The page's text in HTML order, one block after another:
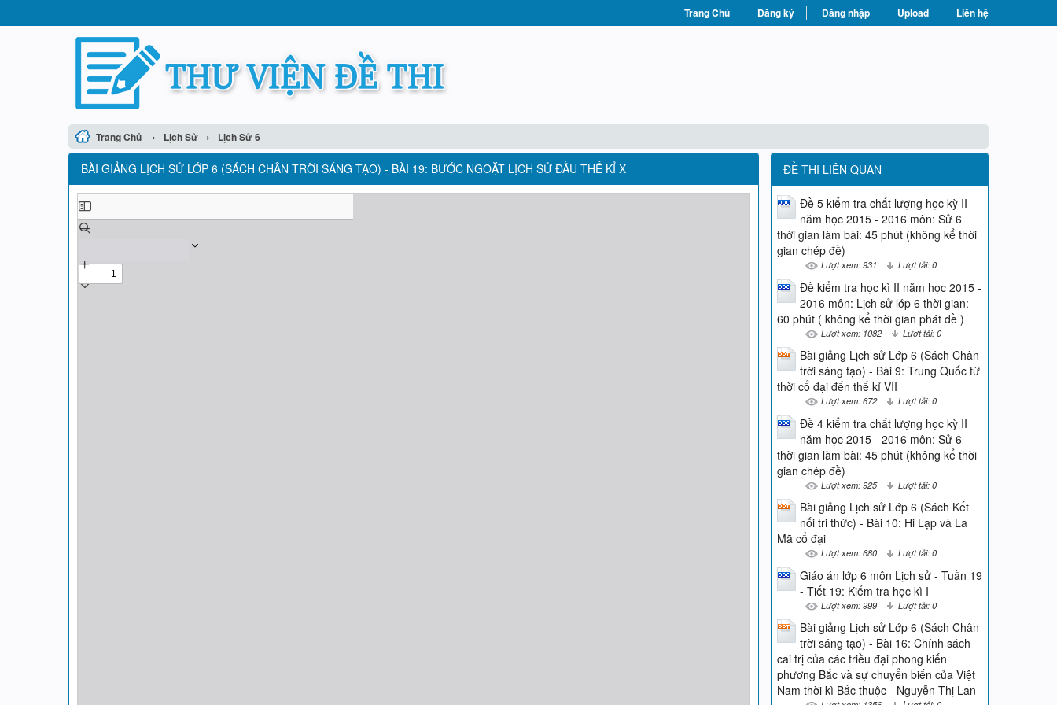
Trang Chủ Đăng ký Đăng nhập Upload Liên hệ
Trang Chủ › Lịch Sử › Lịch Sử 6
BÀI GIẢNG LỊCH SỬ LỚP 6 (SÁCH CHÂN TRỜI SÁNG TẠO) - BÀI 19: BƯỚC NGOẶT LỊCH SỬ ĐẦU THẾ KỈ X ĐỀ THI LIÊN QUAN
Đề 5 kiểm tra chất lượng học kỳ II
năm học 2015 - 2016 môn: Sử 6
thời gian làm bài: 45 phút (không kể thời
gian chép đề)
Lượt xem: 931 Lượt tải: 0
Đề kiểm tra học kì II năm học 2015 -
2016 môn: Lịch sử lớp 6 thời gian:
60 phút ( không kể thời gian phát đề )
Lượt xem: 1082 Lượt tải: 0
Bài giảng Lịch sử Lớp 6 (Sách Chân
trời sáng tạo) - Bài 9: Trung Quốc từ
thời cổ đại đến thế kỉ VII
Lượt xem: 672 Lượt tải: 0
Đề 4 kiểm tra chất lượng học kỳ II
năm học 2015 - 2016 môn: Sử 6
thời gian làm bài: 45 phút (không kể thời
gian chép đề)
Lượt xem: 925 Lượt tải: 0
Bài giảng Lịch sử Lớp 6 (Sách Kết
nối tri thức) - Bài 10: Hi Lạp và La
Mã cổ đại
Lượt xem: 680 Lượt tải: 0
Giáo án lớp 6 môn Lịch sử - Tuần 19
- Tiết 19: Kiểm tra học kì I
Lượt xem: 999 Lượt tải: 0
Bài giảng Lịch sử Lớp 6 (Sách Chân
trời sáng tạo) - Bài 16: Chính sách
cai trị của các triều đại phong kiến
phương Bắc và sự chuyển biến của Việt
Nam thời kì Bắc thuộc - Nguyễn Thị Lan